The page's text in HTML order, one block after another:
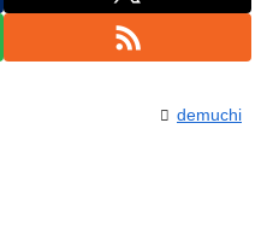
demuchi